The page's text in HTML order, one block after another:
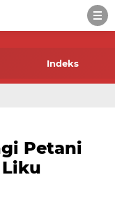
Indeks
Petani